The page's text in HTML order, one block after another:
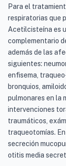
Para el
respiratorias que
Acetilcisteína es
complementario
además de las
siguientes:
enfisema,
bronquios,
pulmonares en la
intervenciones
traumáticos,
traqueotomías.
secreción
otitis media